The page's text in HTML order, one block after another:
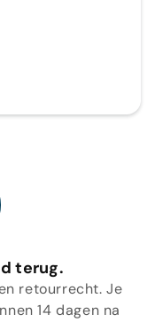
terug.
retourrecht. Je
14 dagen na